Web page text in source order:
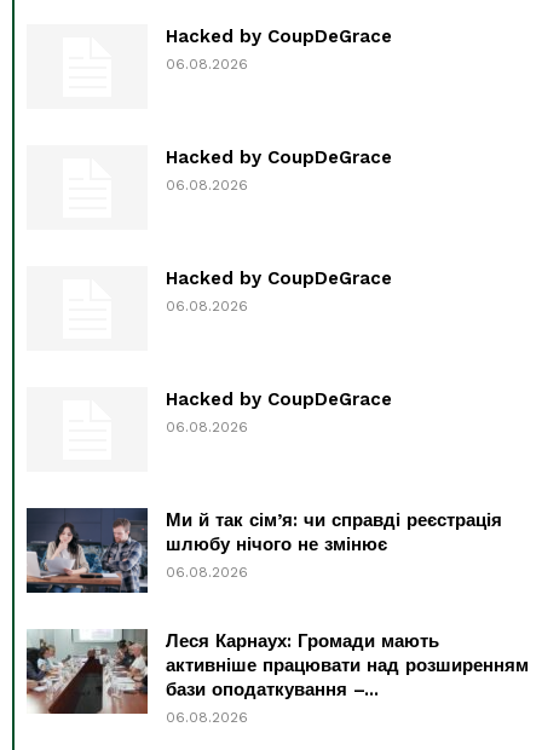
Hacked by CoupDeGrace
06.08.2026
Hacked by CoupDeGrace
06.08.2026
Hacked by CoupDeGrace
06.08.2026
Hacked by CoupDeGrace
06.08.2026
Ми й так сім’я: чи справді реєстрація
шлюбу нічого не змінює
06.08.2026
Леся Карнаух: Громади мають
активніше працювати над розширенням
бази оподаткування –...
06.08.2026